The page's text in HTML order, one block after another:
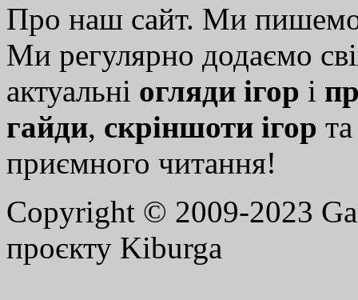
Про наш сайт. Ми
Ми регулярно додаємо
актуальні огляди ігор і
гайди, скріншоти ігор
приємного читання!
Copyright © 2009-2023
проєкту Kiburga